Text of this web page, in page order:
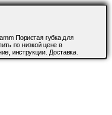
Пористая губка для
по низкой цене в
инструкции. Доставка.